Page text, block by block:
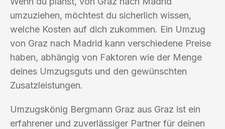
umzuziehen, möchtest du sicherlich wissen,
welche Kosten auf dich zukommen. Ein Umzug
von Graz nach Madrid kann verschiedene Preise
haben, abhängig von Faktoren wie der Menge
deines Umzugsguts und den gewünschten
Zusatzleistungen.
Umzugskönig Bergmann Graz aus Graz ist ein
erfahrener und zuverlässiger Partner für deinen